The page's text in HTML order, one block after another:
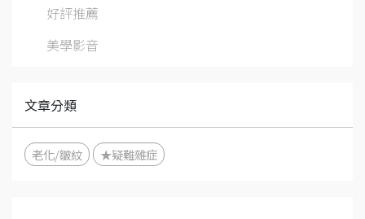
好評推薦
美學影音
文章分類
老化/皺紋 ★疑難雜症